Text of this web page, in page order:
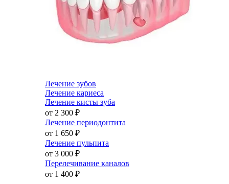
Лечение зубов
Лечение кариеса
Лечение кисты зуба
от 2 300 ₽
Лечение периодонтита
от 1 650 ₽
Лечение пульпита
от 3 000 ₽
Перелечивание каналов
от 1 400 ₽